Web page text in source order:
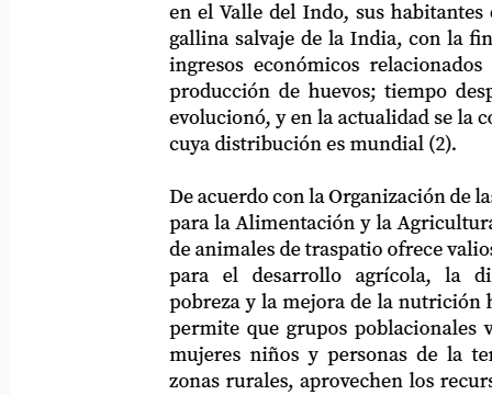
en el Valle del Indo, sus habitantes
gallina salvaje de la India, con la
ingresos económicos relacionados
producción de huevos; tiempo después,
evolucionó, y en la actualidad se la
cuya distribución es mundial (2).
De acuerdo con la Organización de las
para la Alimentación y la Agricultura
de animales de traspatio ofrece valiosas
para
el desarrollo agrícola, la
pobreza y la mejora de la nutrición
permite que grupos poblacionales
mujeres niños y personas de la tercera
zonas rurales, aprovechen los recursos y